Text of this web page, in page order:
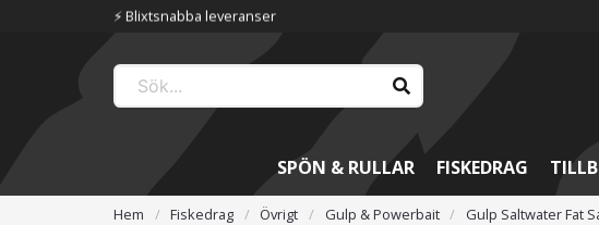
⚡️ Blixtsnabba leveranser
SPÖN & RULLAR FISKEDRAG
Hem Fiskedrag Övrigt Gulp & Powerbait Gulp Saltwater Fat